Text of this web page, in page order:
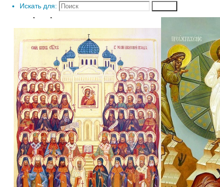
Искать для:
Собор Воронежских святых